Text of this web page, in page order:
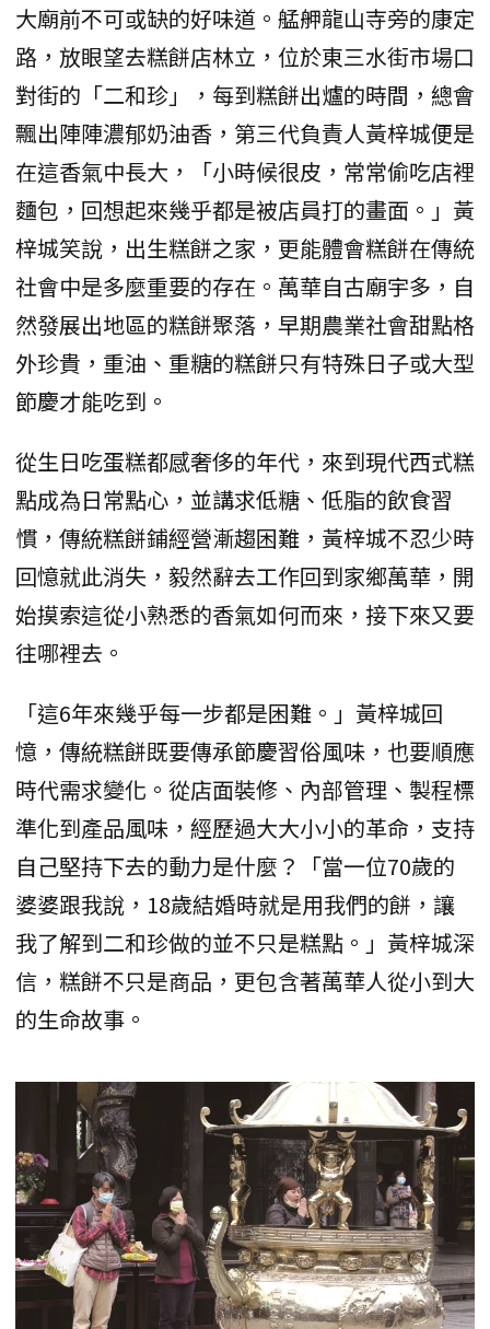
大廟前不可或缺的好味道。艋舺龍山寺旁的康定
路，放眼望去糕餅店林立，位於東三水街市場口
對街的「二和珍」，每到糕餅出爐的時間，總會
飄出陣陣濃郁奶油香，第三代負責人黃梓城便是
在這香氣中長大，「小時候很皮，常常偷吃店裡
麵包，回想起來幾乎都是被店員打的畫面。」黃
梓城笑說，出生糕餅之家，更能體會糕餅在傳統
社會中是多麼重要的存在。萬華自古廟宇多，自
然發展出地區的糕餅聚落，早期農業社會甜點格
外珍貴，重油、重糖的糕餅只有特殊日子或大型
節慶才能吃到。
從生日吃蛋糕都感奢侈的年代，來到現代西式糕
點成為日常點心，並講求低糖、低脂的飲食習
慣，傳統糕餅鋪經營漸趨困難，黃梓城不忍少時
回憶就此消失，毅然辭去工作回到家鄉萬華，開
始摸索這從小熟悉的香氣如何而來，接下來又要
往哪裡去。
「這6年來幾乎每一步都是困難。」黃梓城回
憶，傳統糕餅既要傳承節慶習俗風味，也要順應
時代需求變化。從店面裝修、內部管理、製程標
準化到產品風味，經歷過大大小小的革命，支持
自己堅持下去的動力是什麼？「當一位70歲的
婆婆跟我說，18歲結婚時就是用我們的餅，讓
我了解到二和珍做的並不只是糕點。」黃梓城深
信，糕餅不只是商品，更包含著萬華人從小到大
的生命故事。